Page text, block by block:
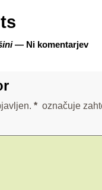
— Ni komentarjev
* označuje